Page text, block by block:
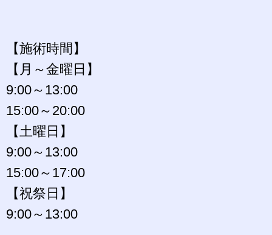
【施術時間】
【月～金曜日】
9:00～13:00
15:00～20:00
【土曜日】
9:00～13:00
15:00～17:00
【祝祭日】
9:00～13:00